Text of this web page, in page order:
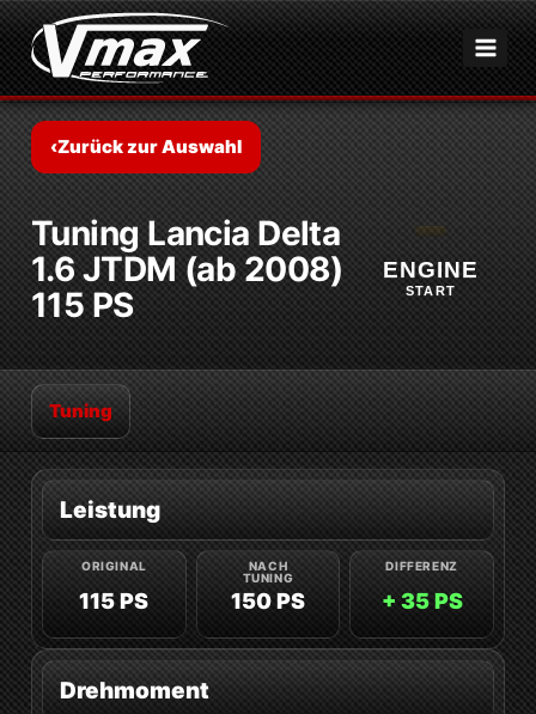
Zum
Inhalt
springen
‹Zurück zur Auswahl
Tuning Lancia Delta
1.6 JTDM (ab 2008)
115 PS
ENGINE
START
Tuning
Leistung
115 PS 150 PS + 35 PS
Drehmoment